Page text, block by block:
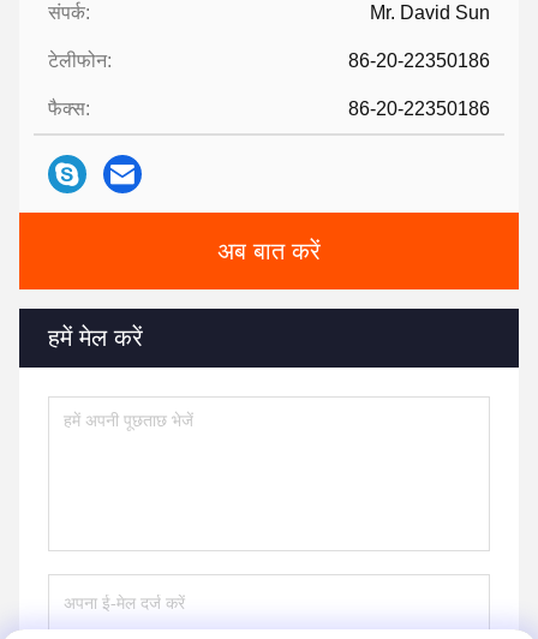
संपर्क: Mr. David Sun
टेलीफोन: 86-20-22350186
फैक्स: 86-20-22350186
अब बात करें
हमें मेल करें